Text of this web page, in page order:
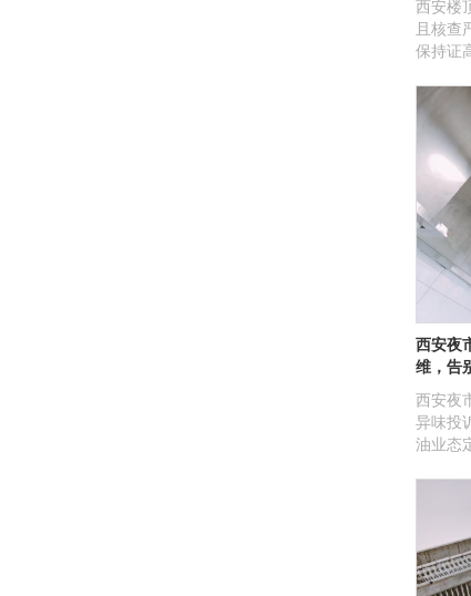
西安楼
且核查
保持证
西安夜
维，告
西安夜
异味投
油业态